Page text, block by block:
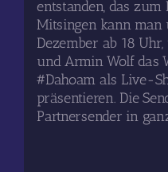
entstanden, das
Mitsingen kann man
Dezember ab 18
und Armin Wolf das
#Dahoam als Live-
präsentieren. Die
Partnersender in